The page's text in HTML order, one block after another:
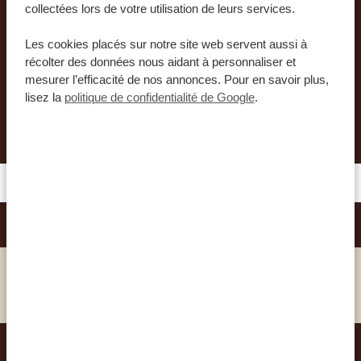
collectées lors de votre utilisation de leurs services.
Les cookies placés sur notre site web servent aussi à
récolter des données nous aidant à personnaliser et
mesurer l’efficacité de nos annonces. Pour en savoir plus,
lisez la politique de confidentialité de Google.
à organiser le plus beau voyage de votre vie.
DEMANDER UN DEVIS POUR CE VOYAGE